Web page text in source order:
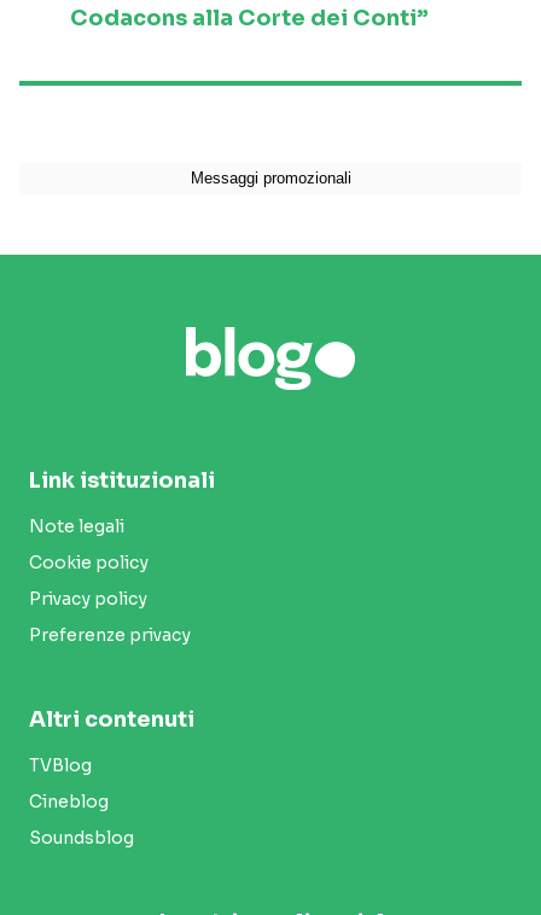
Codacons alla Corte dei Conti”
Link istituzionali
Note legali
Cookie policy
Privacy policy
Preferenze privacy
Altri contenuti
TVBlog
Cineblog
Soundsblog